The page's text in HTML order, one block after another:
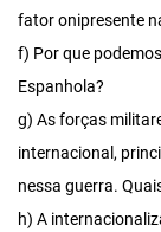
fator onipresente
f) Por que
Espanhola?
g) As forças
internacional,
nessa guerra.
h) A